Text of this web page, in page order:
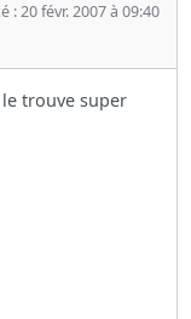
: 20 févr. 2007 à 09:40
trouve super